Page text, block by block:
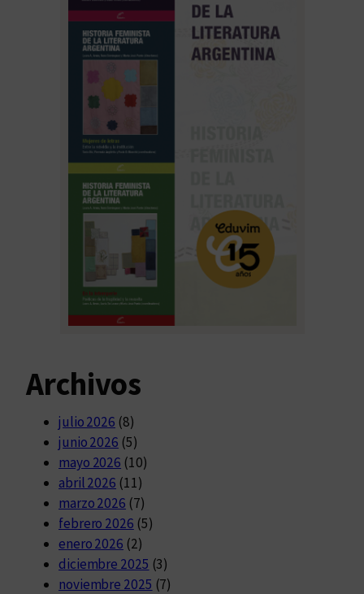
Archivos
julio 2026 (8)
junio 2026 (5)
mayo 2026 (10)
abril 2026 (11)
marzo 2026 (7)
febrero 2026 (5)
enero 2026 (2)
diciembre 2025 (3)
noviembre 2025 (7)